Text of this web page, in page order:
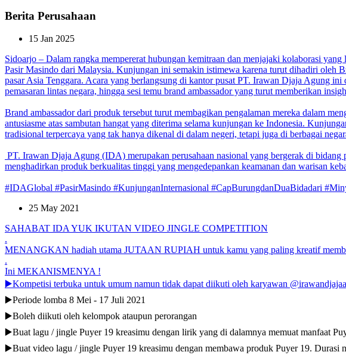
Berita Perusahaan
15 Jan 2025
Sidoarjo – Dalam rangka mempererat hubungan kemitraan dan menjajaki kolaborasi
Pasir Masindo dari Malaysia. Kunjungan ini semakin istimewa karena turut dihadiri
pasar Asia Tenggara. Acara yang berlangsung di kantor pusat PT. Irawan Djaja Agung ini
pemasaran lintas negara, hingga sesi temu brand ambassador yang turut memberikan
Brand ambassador dari produk tersebut turut membagikan pengalaman mereka dalam
antusiasme atas sambutan hangat yang diterima selama kunjungan ke Indonesia.
tradisional terpercaya yang tak hanya dikenal di dalam negeri, tetapi juga di berbagai
PT. Irawan Djaja Agung (IDA) merupakan perusahaan nasional yang bergerak di
menghadirkan produk berkualitas tinggi yang mengedepankan keamanan dan warisan
#IDAGlobal #PasirMasindo #KunjunganInternasional #CapBurungdanDuaBidadari
25 May 2021
SAHABAT IDA YUK IKUTAN VIDEO JINGLE COMPETITION
.
MENANGKAN hadiah utama JUTAAN RUPIAH untuk kamu yang paling kreatif
.
Ini MEKANISMENYA !
▶️Kompetisi terbuka untuk umum namun tidak dapat diikuti oleh karyawan
▶️Periode lomba 8 Mei - 17 Juli 2021
▶️Boleh diikuti oleh kelompok ataupun perorangan
▶️Buat lagu / jingle Puyer 19 kreasimu dengan lirik yang di dalamnya memuat manfaat
▶️Buat video lagu / jingle Puyer 19 kreasimu dengan membawa produk Puyer 19. Durasi